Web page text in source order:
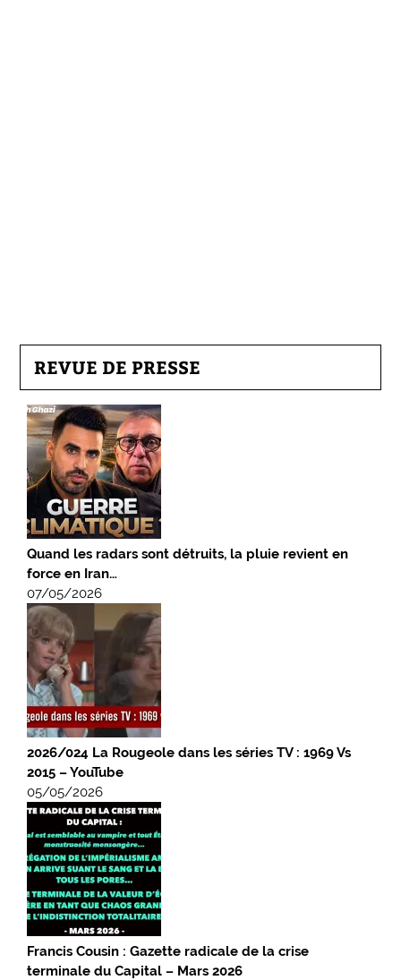
REVUE DE PRESSE
Quand les radars sont détruits, la pluie revient en
force en Iran…
07/05/2026
2026/024 La Rougeole dans les séries TV : 1969 Vs
2015 – YouTube
05/05/2026
Francis Cousin : Gazette radicale de la crise
terminale du Capital – Mars 2026